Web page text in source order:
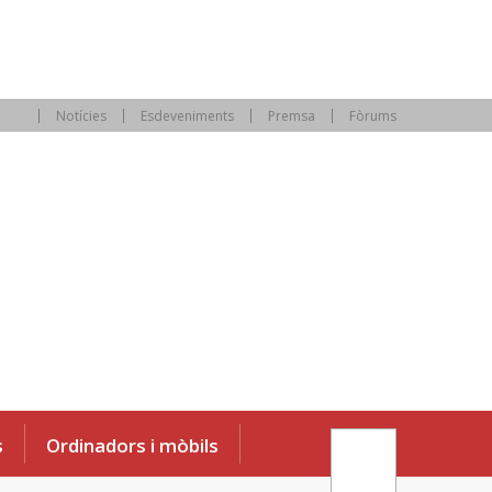
Notícies Esdeveniments Premsa Fòrums
Ordinadors i mòbils